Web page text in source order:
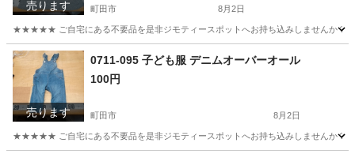
売ります 町田市 8月2日
★★★★★ ご自宅にある不要品を是非ジモティースポットへお持ち込みしませんか？
東京 町田市 キッズ用品 現地
売ります
0711-095 子ども服 デニムオーバーオール
100円
町田市 8月2日
★★★★★ ご自宅にある不要品を是非ジモティースポットへお持ち込みしませんか？